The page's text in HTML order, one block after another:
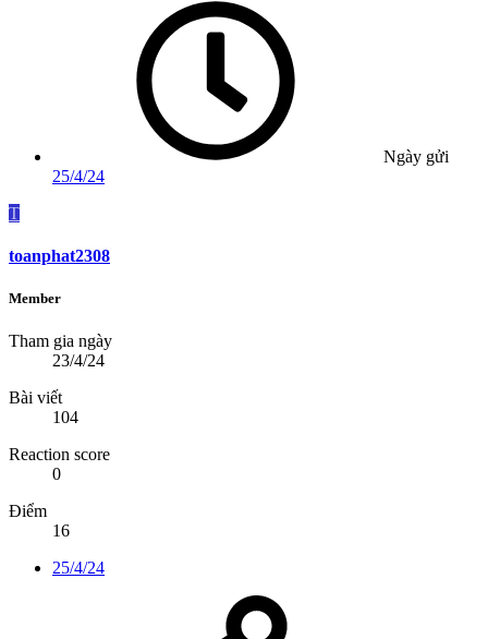
Ngày gửi
25/4/24
T
toanphat2308
Member
Tham gia ngày
23/4/24
Bài viết
104
Reaction score
0
Điểm
16
25/4/24